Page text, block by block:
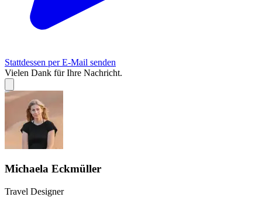
Stattdessen per E-Mail senden
Vielen Dank für Ihre Nachricht.
Michaela Eckmüller
Travel Designer